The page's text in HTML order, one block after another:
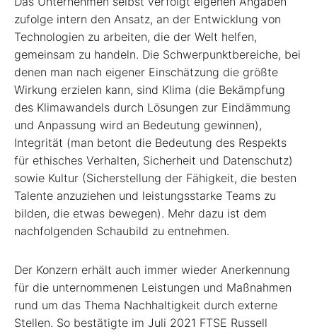
zufolge intern den Ansatz, an der Entwicklung von
Technologien zu arbeiten, die der Welt helfen,
gemeinsam zu handeln. Die Schwerpunktbereiche, bei
denen man nach eigener Einschätzung die größte
Wirkung erzielen kann, sind Klima (die Bekämpfung
des Klimawandels durch Lösungen zur Eindämmung
und Anpassung wird an Bedeutung gewinnen),
Integrität (man betont die Bedeutung des Respekts
für ethisches Verhalten, Sicherheit und Datenschutz)
sowie Kultur (Sicherstellung der Fähigkeit, die besten
Talente anzuziehen und leistungsstarke Teams zu
bilden, die etwas bewegen). Mehr dazu ist dem
nachfolgenden Schaubild zu entnehmen.
Der Konzern erhält auch immer wieder Anerkennung
für die unternommenen Leistungen und Maßnahmen
rund um das Thema Nachhaltigkeit durch externe
Stellen. So bestätigte im Juli 2021 FTSE Russell